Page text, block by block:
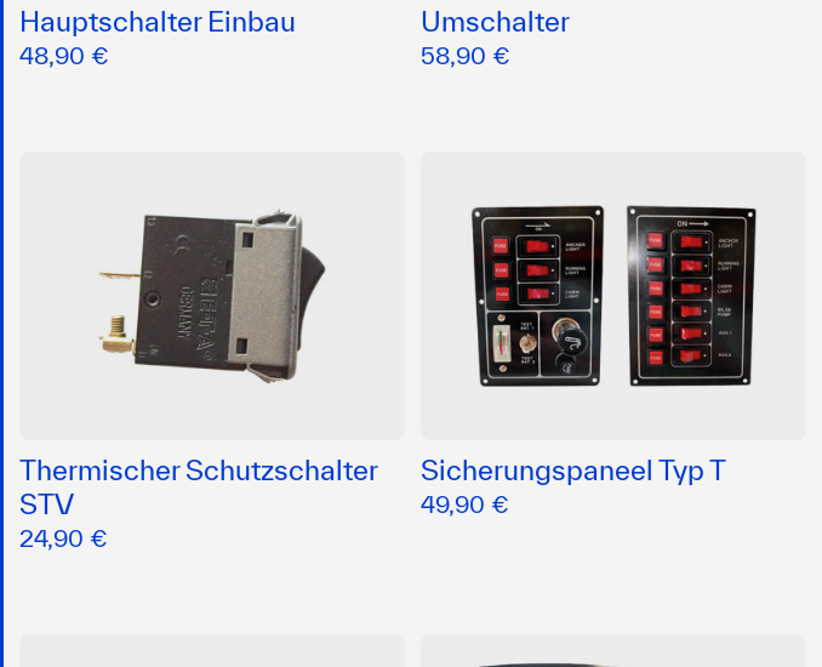
Hauptschalter Einbau
48,90 €
Umschalter
58,90 €
Thermischer Schutzschalter
STV
24,90 €
Sicherungspaneel Typ T
49,90 €